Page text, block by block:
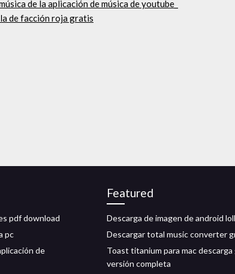
de la aplicación de música de youtube_
de facción roja gratis
pdf download
pc
de
Featured
Descarga de imagen de android
Descargar total music converter
Toast titanium para mac
versión completa